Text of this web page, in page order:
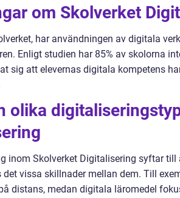
om Skolverket
har användningen av digitala
Enligt studien har 85% av skolorna
sig att elevernas digitala kompetens
olika
inom Skolverket Digitalisering syftar
vissa skillnader mellan dem. Till
distans, medan digitala läromedel